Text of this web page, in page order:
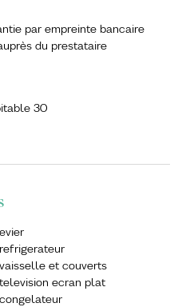
par empreinte bancaire
du prestataire
30
evier
refrigerateur
vaisselle et couverts
television ecran plat
congelateur